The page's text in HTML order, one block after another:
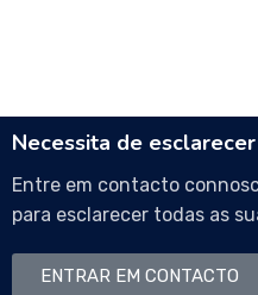
Necessita de
Entre em contacto
para esclarecer todas as
ENTRAR EM CONTACTO